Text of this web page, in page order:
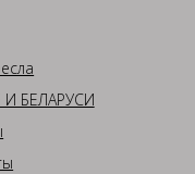
БЕЛАРУСИ